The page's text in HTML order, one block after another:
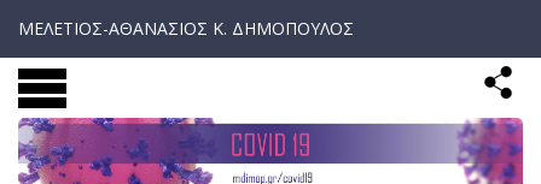
ΜΕΛΕΤΙΟΣ-ΑΘΑΝΑΣΙΟΣ Κ. ΔΗΜΟΠΟΥΛΟΣ